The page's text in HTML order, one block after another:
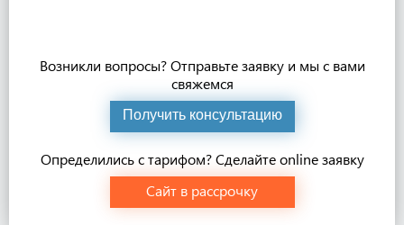
Возникли вопросы? Отправьте заявку и мы с вами
свяжемся
Получить консультацию
Определились с тарифом? Сделайте online заявку
Сайт в рассрочку